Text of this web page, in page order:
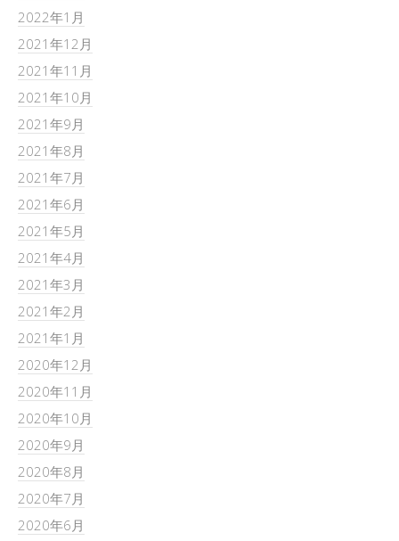
2022年1月
2021年12月
2021年11月
2021年10月
2021年9月
2021年8月
2021年7月
2021年6月
2021年5月
2021年4月
2021年3月
2021年2月
2021年1月
2020年12月
2020年11月
2020年10月
2020年9月
2020年8月
2020年7月
2020年6月